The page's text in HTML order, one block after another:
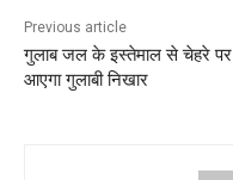
Previous article
गुलाब जल के इस्तेमाल से चेहरे पर
आएगा गुलाबी निखार